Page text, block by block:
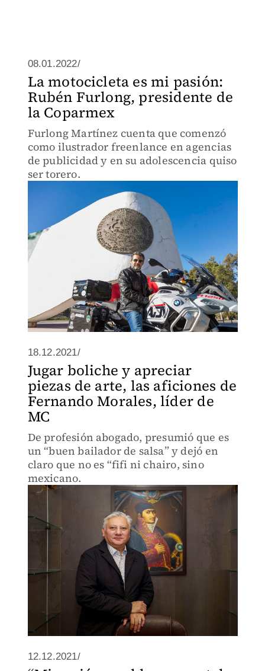
08.01.2022/
La motocicleta es mi pasión:
Rubén Furlong, presidente de
la Coparmex
Furlong Martínez cuenta que comenzó
como ilustrador freenlance en agencias
de publicidad y en su adolescencia quiso
ser torero.
18.12.2021/
Jugar boliche y apreciar
piezas de arte, las aficiones de
Fernando Morales, líder de
MC
De profesión abogado, presumió que es
un “buen bailador de salsa” y dejó en
claro que no es “fifi ni chairo, sino
mexicano.
12.12.2021/